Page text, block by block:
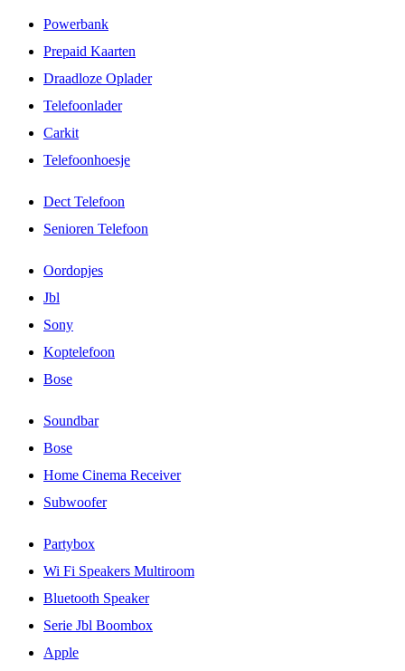
Powerbank
Prepaid Kaarten
Draadloze Oplader
Telefoonlader
Carkit
Telefoonhoesje
Dect Telefoon
Senioren Telefoon
Oordopjes
Jbl
Sony
Koptelefoon
Bose
Soundbar
Bose
Home Cinema Receiver
Subwoofer
Partybox
Wi Fi Speakers Multiroom
Bluetooth Speaker
Serie Jbl Boombox
Apple